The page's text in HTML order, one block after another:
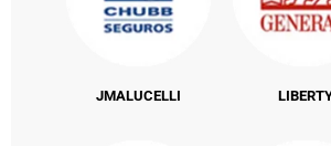
JMALUCELLI